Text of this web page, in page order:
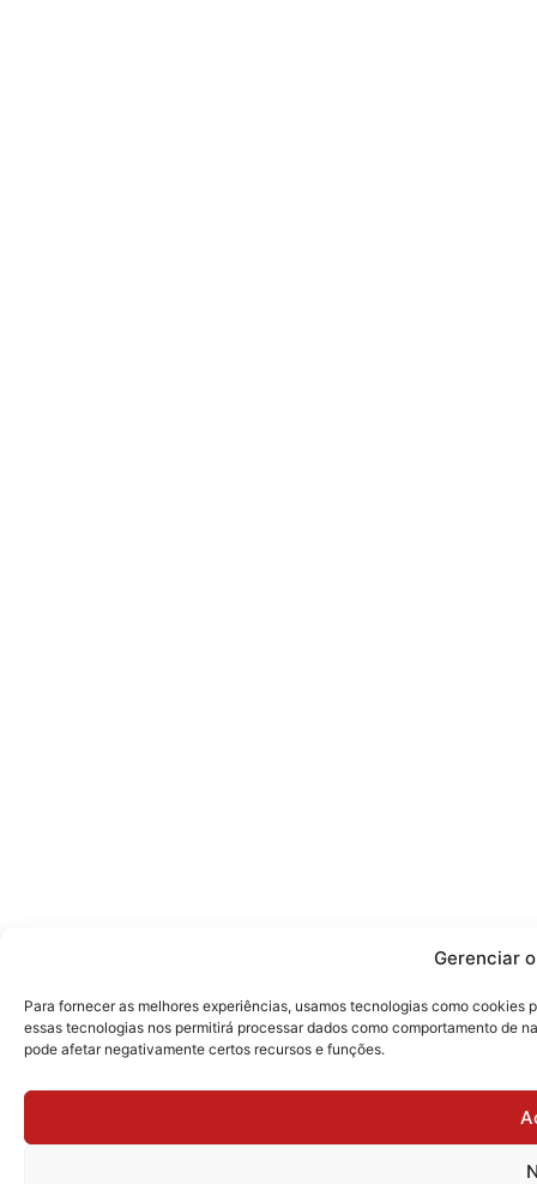
Gerenciar
Para fornecer as melhores experiências, usamos tecnologias como
essas tecnologias nos permitirá processar dados como comportamento de
pode afetar negativamente certos recursos e funções.